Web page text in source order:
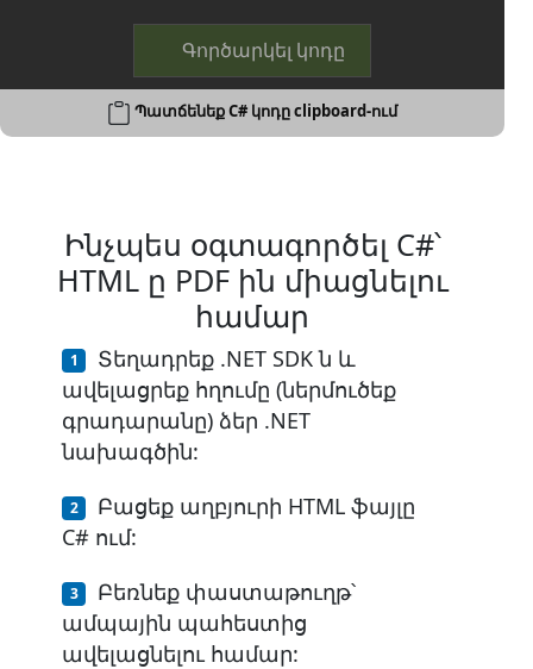
Գործարկել կոդը
Պատճենեք C# կոդը clipboard-ում
Ինչպես օգտագործել C#՝
HTML ը PDF ին միացնելու
համար
Տեղադրեք .NET SDK ն և
ավելացրեք հղումը (ներմուծեք
գրադարանը) ձեր .NET
նախագծին:
Բացեք աղբյուրի HTML ֆայլը
C# ում:
Բեռնեք փաստաթուղթ՝
ամպային պահեստից
ավելացնելու համար: